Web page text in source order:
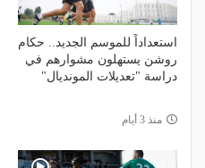
استعداداً للموسم الجديد.. حكام
روشن يستهلون مشوارهم في
دراسة "تعديلات المونديال"
منذ 3 أيام